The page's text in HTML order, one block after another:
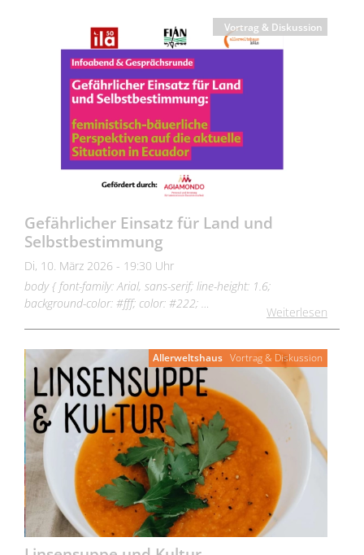
Vortrag & Diskussion
Gefährlicher Einsatz für Land und
Selbstbestimmung
Di, 10. März 2026 - 19:30 Uhr
body { font-family: Arial, sans-serif; line-height: 1.6;
background-color: #fff; color: #222; …
Weiterlesen
Allerweltshaus Vortrag & Diskussion